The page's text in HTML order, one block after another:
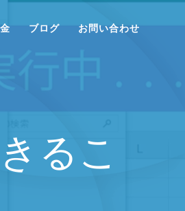
ブログ お問い合わせ
るこ